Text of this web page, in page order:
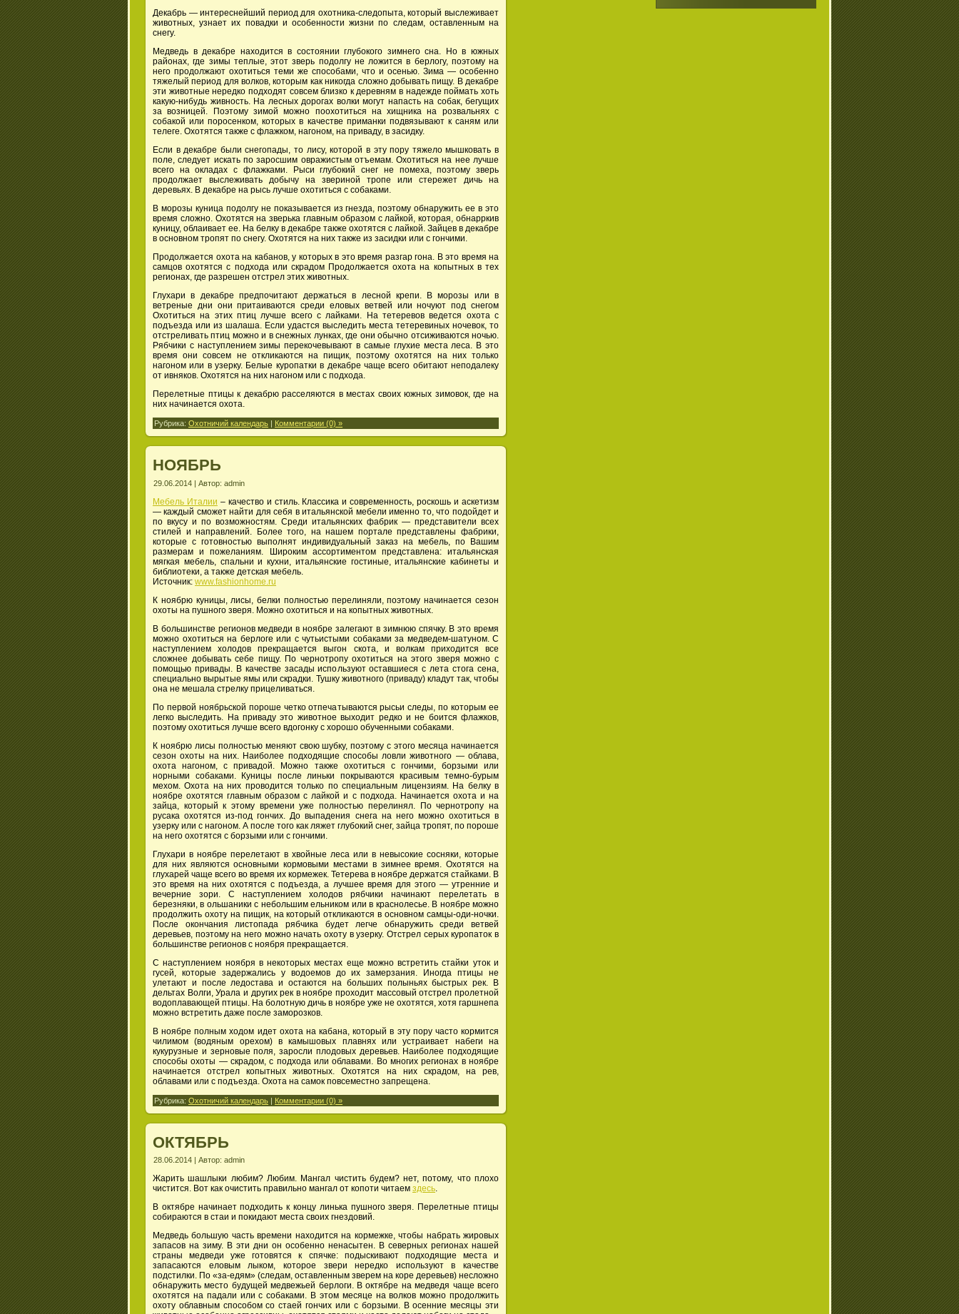
Декабрь — интереснейший период для охотника-следопыта, который выслеживает
животных, узнает их повадки и особенности жизни по следам, оставленным на
снегу.
Медведь в декабре находится в состоянии глубокого зимнего сна. Но в южных
районах, где зимы теплые, этот зверь подолгу не ложится в берлогу, поэтому на
него продолжают охотиться теми же способами, что и осенью. Зима — особенно
тяжелый период для волков, которым как никогда сложно добывать пищу. В декабре
эти животные нередко подходят совсем близко к деревням в надежде поймать хоть
какую-нибудь живность. На лесных дорогах волки могут напасть на собак, бегущих
за возницей. Поэтому зимой можно поохотиться на хищника на розвальнях с
собакой или поросенком, которых в качестве приманки подвязывают к саням или
телеге. Охотятся также с флажком, нагоном, на приваду, в засидку.
Если в декабре были снегопады, то лису, которой в эту пору тяжело мышковать в
поле, следует искать по заросшим овражистым отъемам. Охотиться на нее лучше
всего на окладах с флажками. Рыси глубокий снег не помеха, поэтому зверь
продолжает выслеживать добычу на звериной тропе или стережет дичь на
деревьях. В декабре на рысь лучше охотиться с собаками.
В морозы куница подолгу не показывается из гнезда, поэтому обнаружить ее в это
время сложно. Охотятся на зверька главным образом с лайкой, которая, обнарркив
куницу, облаивает ее. На белку в декабре также охотятся с лайкой. Зайцев в декабре
в основном тропят по снегу. Охотятся на них также из засидки или с гончими.
Продолжается охота на кабанов, у которых в это время разгар гона. В это время на
самцов охотятся с подхода или скрадом Продолжается охота на копытных в тех
регионах, где разрешен отстрел этих животных.
Глухари в декабре предпочитают держаться в лесной крепи. В морозы или в
ветреные дни они притаиваются среди еловых ветвей или ночуют под снегом
Охотиться на этих птиц лучше всего с лайками. На тетеревов ведется охота с
подъезда или из шалаша. Если удастся выследить места тетеревиных ночевок, то
отстреливать птиц можно и в снежных лунках, где они обычно отсиживаются ночью.
Рябчики с наступлением зимы перекочевывают в самые глухие места леса. В это
время они совсем не откликаются на пищик, поэтому охотятся на них только
нагоном или в узерку. Белые куропатки в декабре чаще всего обитают неподалеку
от ивняков. Охотятся на них нагоном или с подхода.
Перелетные птицы к декабрю расселяются в местах своих южных зимовок, где на
них начинается охота.
Рубрика: Охотничий календарь | Комментарии (0) »
НОЯБРЬ
29.06.2014 | Автор: admin
Мебель Италии – качество и стиль. Классика и современность, роскошь и аскетизм
— каждый сможет найти для себя в итальянской мебели именно то, что подойдет и
по вкусу и по возможностям. Среди итальянских фабрик — представители всех
стилей и направлений. Более того, на нашем портале представлены фабрики,
которые с готовностью выполнят индивидуальный заказ на мебель, по Вашим
размерам и пожеланиям. Широким ассортиментом представлена: итальянская
мягкая мебель, спальни и кухни, итальянские гостиные, итальянские кабинеты и
библиотеки, а также детская мебель.
Источник: www.fashionhome.ru
К ноябрю куницы, лисы, белки полностью перелиняли, поэтому начинается сезон
охоты на пушного зверя. Можно охотиться и на копытных животных.
В большинстве регионов медведи в ноябре залегают в зимнюю спячку. В это время
можно охотиться на берлоге или с чутьистыми собаками за медведем-шатуном. С
наступлением холодов прекращается выгон скота, и волкам приходится все
сложнее добывать себе пищу. По чернотропу охотиться на этого зверя можно с
помощью привады. В качестве засады используют оставшиеся с лета стога сена,
специально вырытые ямы или скрадки. Тушку животного (приваду) кладут так, чтобы
она не мешала стрелку прицеливаться.
По первой ноябрьской пороше четко отпечатываются рысьи следы, по которым ее
легко выследить. На приваду это животное выходит редко и не боится флажков,
поэтому охотиться лучше всего вдогонку с хорошо обученными собаками.
К ноябрю лисы полностью меняют свою шубку, поэтому с этого месяца начинается
сезон охоты на них. Наиболее подходящие способы ловли животного — облава,
охота нагоном, с привадой. Можно также охотиться с гончими, борзыми или
норными собаками. Куницы после линьки покрываются красивым темно-бурым
мехом. Охота на них проводится только по специальным лицензиям. На белку в
ноябре охотятся главным образом с лайкой и с подхода. Начинается охота и на
зайца, который к этому времени уже полностью перелинял. По чернотропу на
русака охотятся из-под гончих. До выпадения снега на него можно охотиться в
узерку или с нагоном. А после того как ляжет глубокий снег, зайца тропят, по пороше
на него охотятся с борзыми или с гончими.
Глухари в ноябре перелетают в хвойные леса или в невысокие сосняки, которые
для них являются основными кормовыми местами в зимнее время. Охотятся на
глухарей чаще всего во время их кормежек. Тетерева в ноябре держатся стайками. В
это время на них охотятся с подъезда, а лучшее время для этого — утренние и
вечерние зори. С наступлением холодов рябчики начинают перелетать в
березняки, в ольшаники с небольшим ельником или в краснолесье. В ноябре можно
продолжить охоту на пищик, на который откликаются в основном самцы-оди-ночки.
После окончания листопада рябчика будет легче обнаружить среди ветвей
деревьев, поэтому на него можно начать охоту в узерку. Отстрел серых куропаток в
большинстве регионов с ноября прекращается.
С наступлением ноября в некоторых местах еще можно встретить стайки уток и
гусей, которые задержались у водоемов до их замерзания. Иногда птицы не
улетают и после ледостава и остаются на больших полыньях быстрых рек. В
дельтах Волги, Урала и других рек в ноябре проходит массовый отстрел пролетной
водоплавающей птицы. На болотную дичь в ноябре уже не охотятся, хотя гаршнепа
можно встретить даже после заморозков.
В ноябре полным ходом идет охота на кабана, который в эту пору часто кормится
чилимом (водяным орехом) в камышовых плавнях или устраивает набеги на
кукурузные и зерновые поля, заросли плодовых деревьев. Наиболее подходящие
способы охоты — скрадом, с подхода или облавами. Во многих регионах в ноябре
начинается отстрел копытных животных. Охотятся на них скрадом, на рев,
облавами или с подъезда. Охота на самок повсеместно запрещена.
Рубрика: Охотничий календарь | Комментарии (0) »
ОКТЯБРЬ
28.06.2014 | Автор: admin
Жарить шашлыки любим? Любим. Мангал чистить будем? нет, потому, что плохо
чистится. Вот как очистить правильно мангал от копоти читаем здесь.
В октябре начинает подходить к концу линька пушного зверя. Перелетные птицы
собираются в стаи и покидают места своих гнездовий.
Медведь большую часть времени находится на кормежке, чтобы набрать жировых
запасов на зиму. В эти дни он особенно ненасытен. В северных регионах нашей
страны медведи уже готовятся к спячке: подыскивают подходящие места и
запасаются еловым лыком, которое звери нередко используют в качестве
подстилки. По «за-едям» (следам, оставленным зверем на коре деревьев) несложно
обнаружить место будущей медвежьей берлоги. В октябре на медведя чаще всего
охотятся на падали или с собаками. В этом месяце на волков можно продолжить
охоту облавным способом со стаей гончих или с борзыми. В осенние месяцы эти